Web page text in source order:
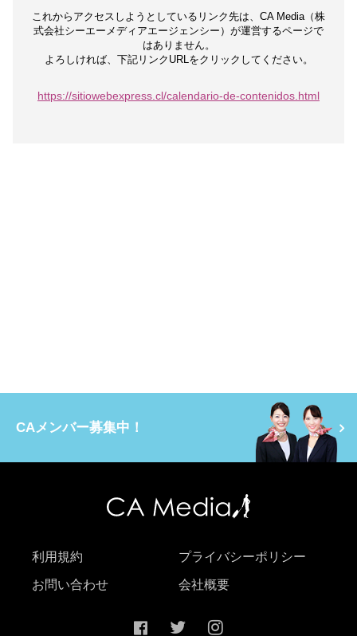
これからアクセスしようとしているリンク先は、 CA Media（株
式会社シーエーメディアエージェンシー）が運営するページで
はありません。
よろしければ、下記リンクURLをクリックしてください。
https://sitiowebexpress.cl/calendario-de-contenidos.html
CAメンバー募集中！
利用規約 プライバシーポリシー
お問い合わせ 会社概要